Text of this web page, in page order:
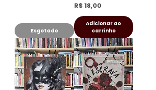
Esgotado
Preço
R$ 18,00
Adicionar ao
carrinho